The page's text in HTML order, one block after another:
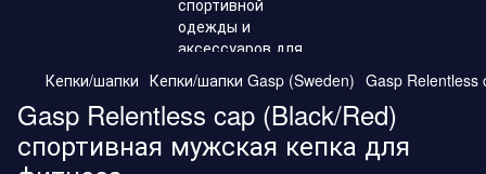
Кепки/шапки Кепки/шапки Gasp (Sweden) Gasp
Gasp Relentless cap (Black/Red)
спортивная мужская кепка для